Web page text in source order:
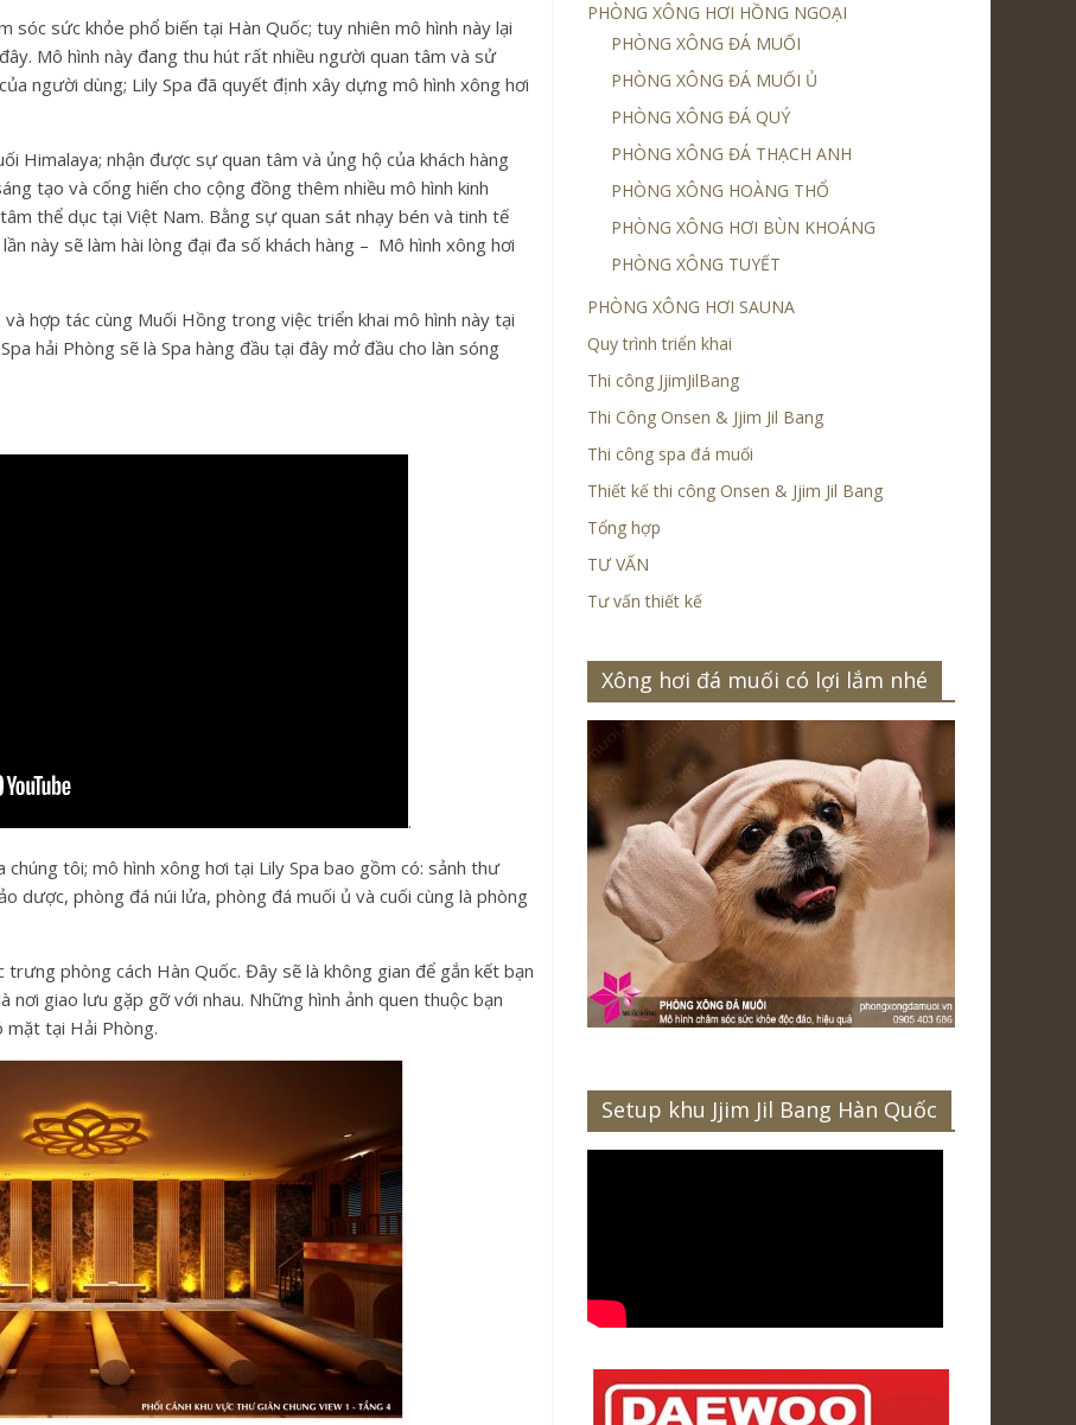
sóc sức khỏe phổ biến tại Hàn Quốc; tuy nhiên mô hình này lại
Mô hình này đang thu hút rất nhiều người quan tâm và sử
người dùng; Lily Spa đã quyết định xây dựng mô hình xông hơi
Himalaya; nhận được sự quan tâm và ủng hộ của khách hàng
tạo và cống hiến cho cộng đồng thêm nhiều mô hình kinh
thể dục tại Việt Nam. Bằng sự quan sát nhạy bén và tinh tế
này sẽ làm hài lòng đại đa số khách hàng – Mô hình xông hơi
hợp tác cùng Muối Hồng trong việc triển khai mô hình này tại
hải Phòng sẽ là Spa hàng đầu tại đây mở đầu cho làn sóng
.
tôi; mô hình xông hơi tại Lily Spa bao gồm có: sảnh thư
dược, phòng đá núi lửa, phòng đá muối ủ và cuối cùng là phòng
phòng cách Hàn Quốc. Đây sẽ là không gian để gắn kết bạn
nơi giao lưu gặp gỡ với nhau. Những hình ảnh quen thuộc bạn
tại Hải Phòng.
PHÒNG XÔNG HƠI HỒNG NGOẠI
PHÒNG XÔNG ĐÁ MUỐI
PHÒNG XÔNG ĐÁ MUỐI Ủ
PHÒNG XÔNG ĐÁ QUÝ
PHÒNG XÔNG ĐÁ THẠCH ANH
PHÒNG XÔNG HOÀNG THỔ
PHÒNG XÔNG HƠI BÙN KHOÁNG
PHÒNG XÔNG TUYẾT
PHÒNG XÔNG HƠI SAUNA
Quy trình triển khai
Thi công JjimJilBang
Thi Công Onsen & Jjim Jil Bang
Thi công spa đá muối
Thiết kế thi công Onsen & Jjim Jil Bang
Tổng hợp
TƯ VẤN
Tư vấn thiết kế
Xông hơi đá muối có lợi lắm nhé
Setup khu Jjim Jil Bang Hàn Quốc